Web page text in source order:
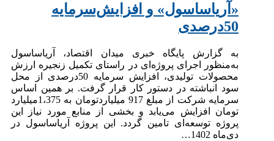
«آریاساسول» و افزایش‌سرمایه
50درصدی
به گزارش پایگاه خبری میدان اقتصاد، آریاساسول
به‌منظور اجرای پروژه‌ای در راستای تکمیل زنجیره ارزش
محصولات تولیدی، افزایش سرمایه 50درصدی از محل
سود انباشته در دستور کار قرار گرفت. بر همین اساس
سرمایه شرکت از مبلغ 917 میلیاردتومان به 1،375میلیارد
تومان افزایش می‌یابد و بخشی از منابع مورد نیاز این
پروژه توسعه‌ای تامین گردد. این پروژه آریاساسول در
دی‌ماه 1402…